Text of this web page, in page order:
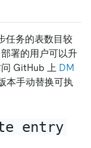
任务的表数目较
署的用户可以升
GitHub 上 DM
本手动替换可执
entry